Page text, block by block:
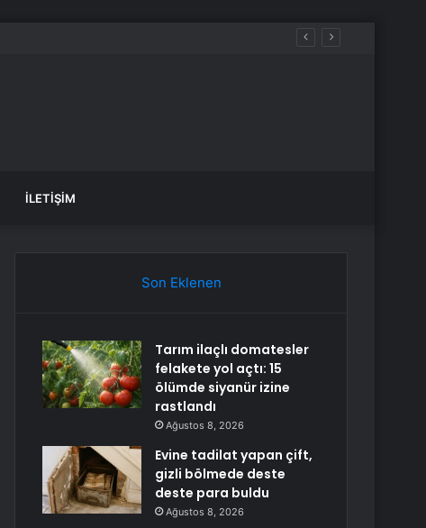
İLETIŞIM
Son Eklenen
Tarım ilaçlı domatesler
felakete yol açtı: 15
ölümde siyanür izine
rastlandı
Ağustos 8, 2026
Evine tadilat yapan çift,
gizli bölmede deste
deste para buldu
Ağustos 8, 2026